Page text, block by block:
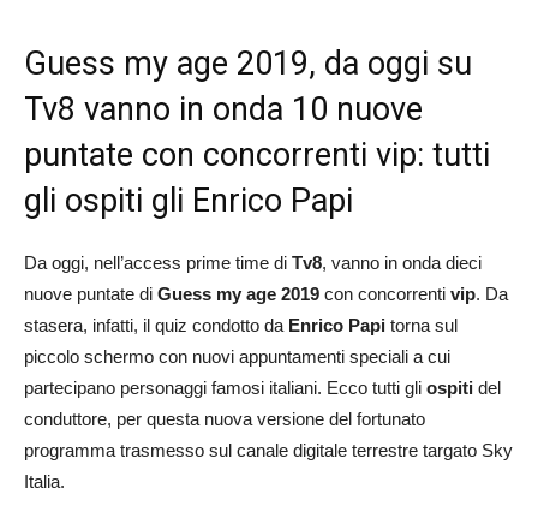
Guess my age 2019, da oggi su
Tv8 vanno in onda 10 nuove
puntate con concorrenti vip: tutti
gli ospiti gli Enrico Papi
Da oggi, nell’access prime time di Tv8, vanno in onda dieci
nuove puntate di Guess my age 2019 con concorrenti vip. Da
stasera, infatti, il quiz condotto da Enrico Papi torna sul
piccolo schermo con nuovi appuntamenti speciali a cui
partecipano personaggi famosi italiani. Ecco tutti gli ospiti del
conduttore, per questa nuova versione del fortunato
programma trasmesso sul canale digitale terrestre targato Sky
Italia.